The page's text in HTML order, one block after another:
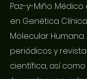
Paz-y-Miño.
en Genética
Molecular
periódicos y
científica, así